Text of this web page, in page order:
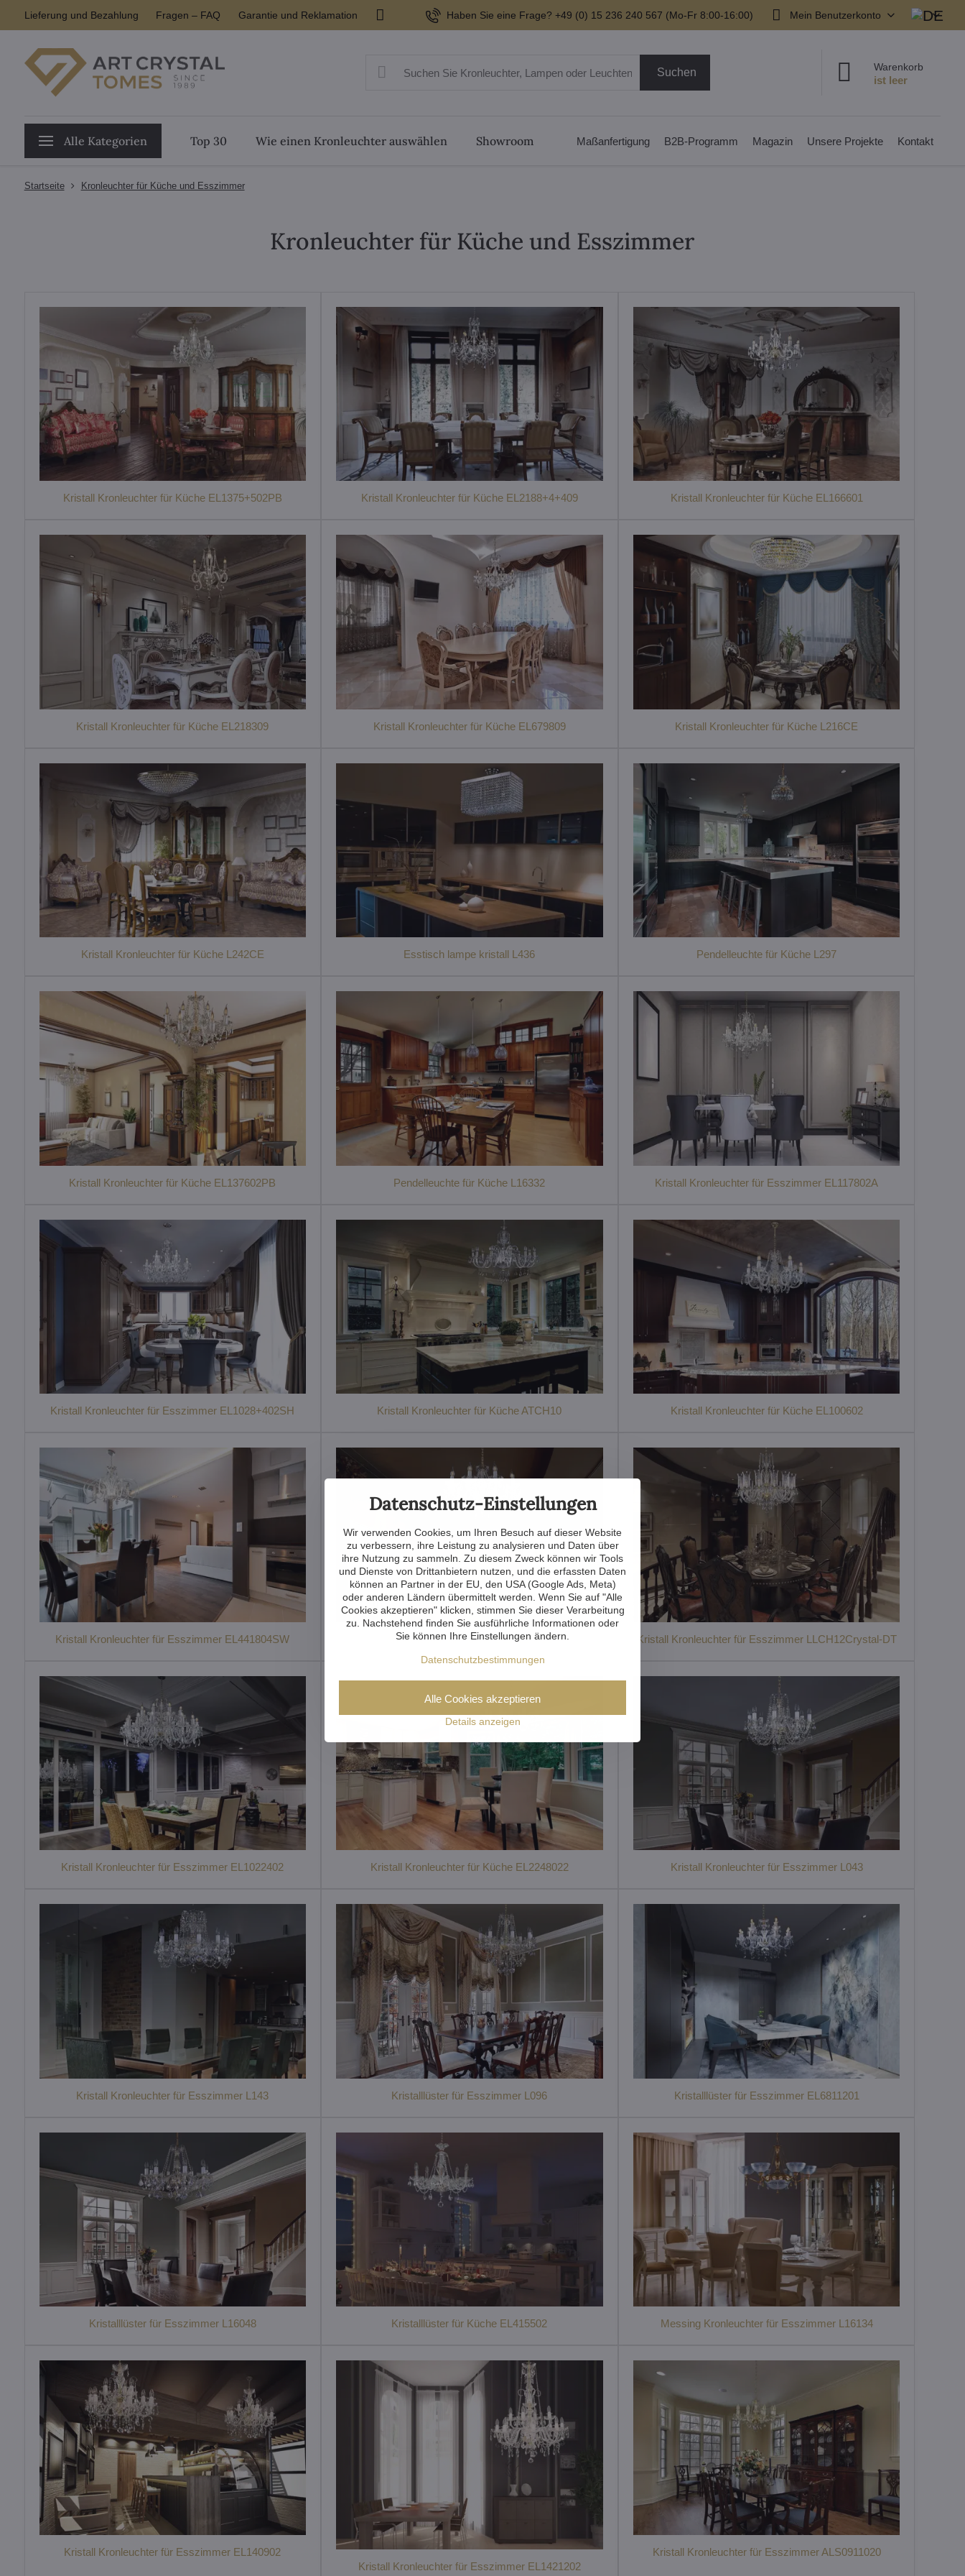
Lieferung und Bezahlung Fragen – FAQ Garantie und Reklamation Haben Sie eine Frage? +49 (0) 15 236 240 567 (Mo-Fr 8:00-16:00) Mein Benutzerkonto
Suchen Warenkorb
Alle Kategorien Top 30 Wie einen Kronleuchter auswählen Showroom Maßanfertigung B2B-Programm Magazin Unsere Projekte Kontakt
Startseite Kronleuchter für Küche und Esszimmer
Kronleuchter für Küche und Esszimmer
Kristall Kronleuchter für Küche EL1375+502PB Kristall Kronleuchter für Küche EL2188+4+409 Kristall Kronleuchter für Küche EL166601
Kristall Kronleuchter für Küche EL218309 Kristall Kronleuchter für Küche EL679809 Kristall Kronleuchter für Küche L216CE
Kristall Kronleuchter für Küche L242CE Esstisch lampe kristall L436 Pendelleuchte für Küche L297
Kristall Kronleuchter für Küche EL137602PB Pendelleuchte für Küche L16332 Kristall Kronleuchter für Esszimmer EL117802A
Kristall Kronleuchter für Esszimmer EL1028+402SH Kristall Kronleuchter für Küche ATCH10 Kristall Kronleuchter für Küche EL100602
Kristall Kronleuchter für Esszimmer EL441804SW Kristalllüster für Küche EL13210021 Kristall Kronleuchter für Esszimmer LLCH12Crystal-DT
Kristall Kronleuchter für Esszimmer EL1022402 Kristall Kronleuchter für Küche EL2248022 Kristall Kronleuchter für Esszimmer L043
Kristall Kronleuchter für Esszimmer L143 Kristalllüster für Esszimmer L096 Kristalllüster für Esszimmer EL6811201
Kristalllüster für Esszimmer L16048 Kristalllüster für Küche EL415502 Messing Kronleuchter für Esszimmer L16134
Kristall Kronleuchter für Esszimmer EL140902
Kristall Kronleuchter für Esszimmer EL1421202
Kristall Kronleuchter für Esszimmer ALS0911020
Datenschutz-Einstellungen
Wir verwenden Cookies, um Ihren Besuch auf dieser Website
zu verbessern, ihre Leistung zu analysieren und Daten über
ihre Nutzung zu sammeln. Zu diesem Zweck können wir Tools
und Dienste von Drittanbietern nutzen, und die erfassten Daten
können an Partner in der EU, den USA (Google Ads, Meta)
oder anderen Ländern übermittelt werden. Wenn Sie auf "Alle
Cookies akzeptieren" klicken, stimmen Sie dieser Verarbeitung
zu. Nachstehend finden Sie ausführliche Informationen oder
Sie können Ihre Einstellungen ändern.
Datenschutzbestimmungen
Details anzeigen
Alle Cookies akzeptieren